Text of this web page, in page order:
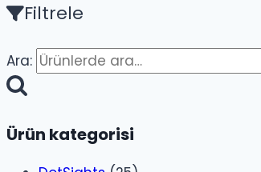
Filtrele
Ara:
Ürün kategorisi